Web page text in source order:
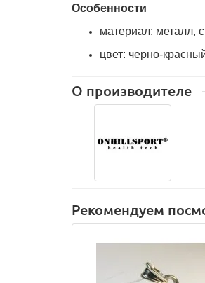
Особенности
материал: металл,
цвет: черно-
О производителе
Рекомендуем